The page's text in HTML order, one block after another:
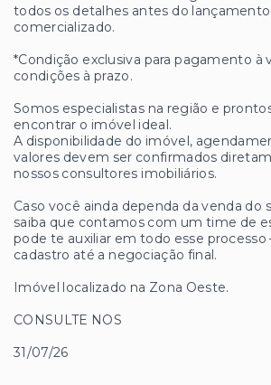
todos os detalhes antes do
comercializado.
*Condição exclusiva para pagamento à
condições à prazo.
Somos especialistas na região e
encontrar o imóvel ideal.
A disponibilidade do imóvel,
valores devem ser confirmados
nossos consultores imobiliários.
Caso você ainda dependa da venda do
saiba que contamos com um time de
pode te auxiliar em todo esse
cadastro até a negociação final.
Imóvel localizado na Zona Oeste.
CONSULTE NOS
31/07/26